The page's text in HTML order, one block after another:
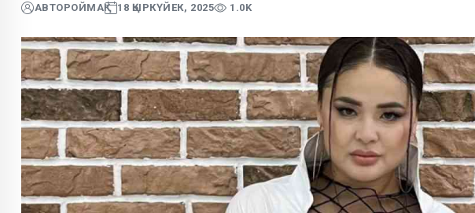
АВТОРОЙМАҚ 18 ҚЫРКҮЙЕК, 2025 1.0K